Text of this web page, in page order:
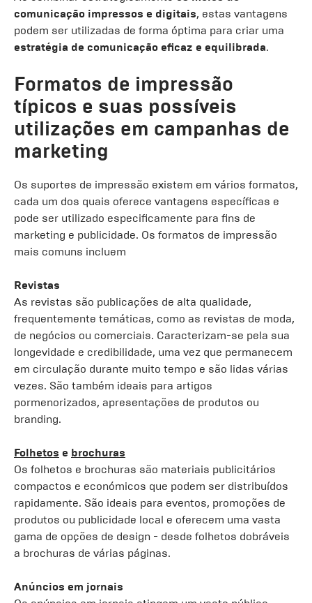
comunicação impressos e digitais, estas vantagens
podem ser utilizadas de forma óptima para criar uma
estratégia de comunicação eficaz e equilibrada.
Formatos de impressão
típicos e suas possíveis
utilizações em campanhas de
marketing
Os suportes de impressão existem em vários formatos,
cada um dos quais oferece vantagens específicas e
pode ser utilizado especificamente para fins de
marketing e publicidade. Os formatos de impressão
mais comuns incluem
Revistas
As revistas são publicações de alta qualidade,
frequentemente temáticas, como as revistas de moda,
de negócios ou comerciais. Caracterizam-se pela sua
longevidade e credibilidade, uma vez que permanecem
em circulação durante muito tempo e são lidas várias
vezes. São também ideais para artigos
pormenorizados, apresentações de produtos ou
branding.
Folhetos e brochuras
Os folhetos e brochuras são materiais publicitários
compactos e económicos que podem ser distribuídos
rapidamente. São ideais para eventos, promoções de
produtos ou publicidade local e oferecem uma vasta
gama de opções de design - desde folhetos dobráveis
a brochuras de várias páginas.
Anúncios em jornais